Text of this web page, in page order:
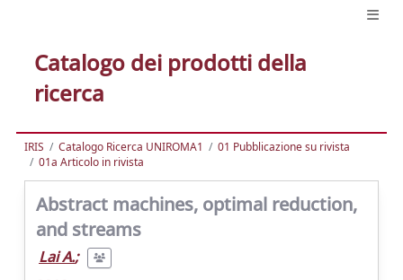
Catalogo dei prodotti della
ricerca
IRIS Catalogo Ricerca UNIROMA1
01 Pubblicazione su rivista
01a Articolo in rivista
Abstract machines, optimal reduction,
and streams
Lai A.;